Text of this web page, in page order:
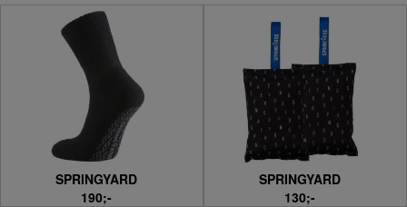
SPRINGYARD
190;-
SPRINGYARD
130;-